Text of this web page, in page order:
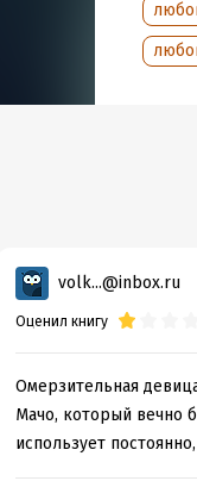
volk...@inbox.ru
Оценил книгу
Омерзительная
Мачо, который вечно
использует